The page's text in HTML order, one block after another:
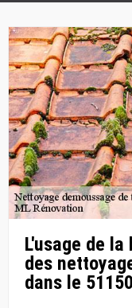
L'usage de
des
dans le 51150